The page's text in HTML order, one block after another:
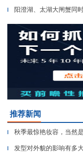
▎ 阳澄湖、太湖大闸蟹同
推荐新闻
▎ 秋季最惊艳妆容，当然
▎ 发型对外貌的影响有多